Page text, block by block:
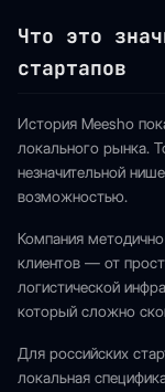
Что это
стартапов
История Meesho
локального рынка.
незначительной
возможностью.
Компания
клиентов — от
логистической
который сложно
Для российских
локальная